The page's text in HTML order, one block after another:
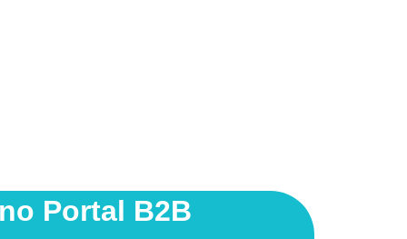
Portal B2B